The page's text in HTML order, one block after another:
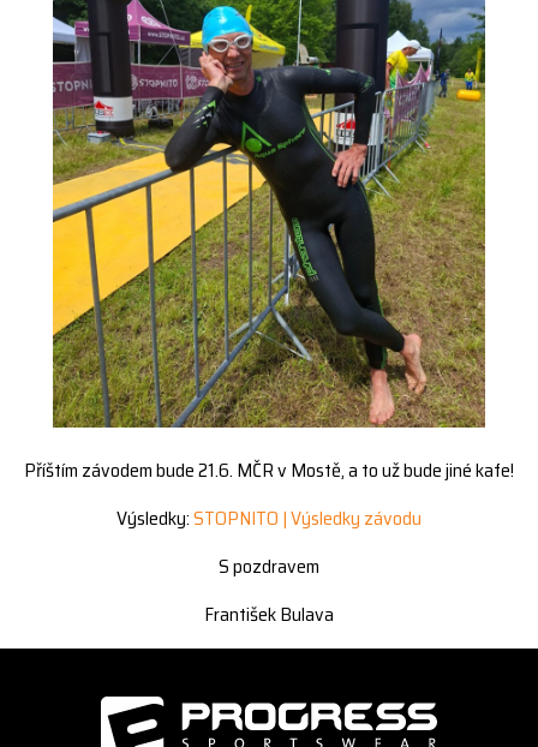
Příštím závodem bude 21.6. MČR v Mostě, a to už bude jiné kafe!
Výsledky:STOPNITO | Výsledky závodu
S pozdravem
František Bulava